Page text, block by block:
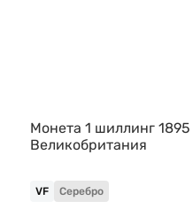
Монета 1 шиллинг 1895
Великобритания
VF Серебро